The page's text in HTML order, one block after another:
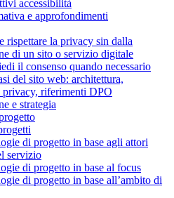
accessibilità
e approfondimenti
rispettare la privacy sin dalla
di un sito o servizio digitale
il consenso quando necessario
del sito web: architettura,
riferimenti DPO
e strategia
di progetto in base agli attori
servizio
di progetto in base al focus
di progetto in base all’ambito di